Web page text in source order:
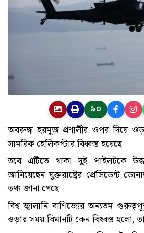
৯০
অবরুদ্ধ হরমুজ প্রণালীর ওপর দিয়ে
সামরিক হেলিকপ্টার বিধ্বস্ত হয়েছে।
তবে এটিতে থাকা দুই পাইলটকে
জানিয়েছেন যুক্তরাষ্ট্রের প্রেসিডেন্ট
তথ্য জানা গেছে।
বিশ্ব জ্বালানি বাণিজ্যের অন্যতম
ওড়ার সময় বিমানটি কেন বিধ্বস্ত হলো,